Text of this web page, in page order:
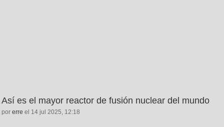
Así es el mayor reactor de fusión nuclear del mundo
por erre el 14 jul 2025, 12:18